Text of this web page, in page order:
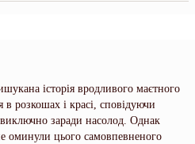
історія вродливого маєтного
в розкошах і красі, сповідуючи
заради насолод. Однак
оминули цього самовпевненого